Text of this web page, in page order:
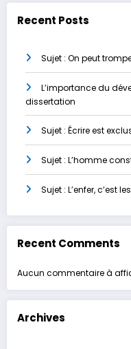
Recent Posts
Sujet : On peut
L’importance du
dissertation
Sujet : Écrire est
Sujet : L’homme
Sujet : L’enfer, c’est
Recent Comments
Aucun commentaire à
Archives